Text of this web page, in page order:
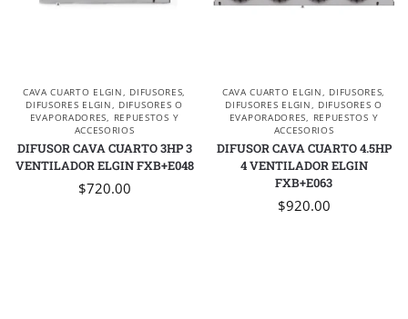
CAVA CUARTO ELGIN, DIFUSORES,
DIFUSORES ELGIN, DIFUSORES O
EVAPORADORES, REPUESTOS Y
ACCESORIOS
DIFUSOR CAVA CUARTO 3HP 3
VENTILADOR ELGIN FXB+E048
$720.00
CAVA CUARTO ELGIN, DIFUSORES,
DIFUSORES ELGIN, DIFUSORES O
EVAPORADORES, REPUESTOS Y
ACCESORIOS
DIFUSOR CAVA CUARTO 4.5HP
4 VENTILADOR ELGIN
FXB+E063
$920.00